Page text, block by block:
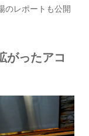
のレポートも公開
がったアコ